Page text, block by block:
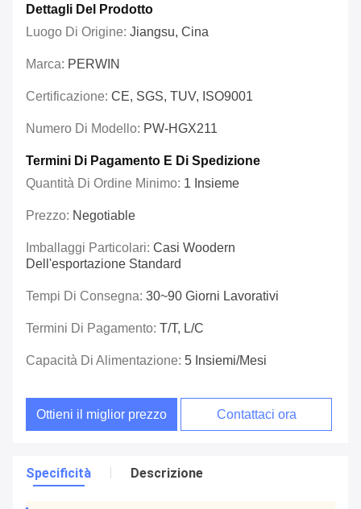
Dettagli Del Prodotto
Luogo Di Origine: Jiangsu, Cina
Marca: PERWIN
Certificazione: CE, SGS, TUV, ISO9001
Numero Di Modello: PW-HGX211
Termini Di Pagamento E Di Spedizione
Quantità Di Ordine Minimo: 1 Insieme
Prezzo: Negotiable
Imballaggi Particolari: Casi Woodern
Dell'esportazione Standard
Tempi Di Consegna: 30~90 Giorni Lavorativi
Termini Di Pagamento: T/T, L/C
Capacità Di Alimentazione: 5 Insiemi/mesi
Ottieni il miglior prezzo Contattaci ora
Specificità Descrizione